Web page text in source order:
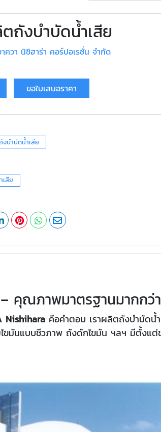
ถังบำบัดน้ำเสีย
ควา นิชิฮาร่า คอร์ปอเรชั่น จำกัด
ขอใบเสนอราคา
งบำบัดน้ำเสีย
เสีย
คุณภาพมาตรฐานมากกว่
Nishihara คือคำตอบ เราผลิตถังบำบัดน้
ขมันแบบชีวภาพ ถังดักไขมัน ฯลฯ มีตั้งแ